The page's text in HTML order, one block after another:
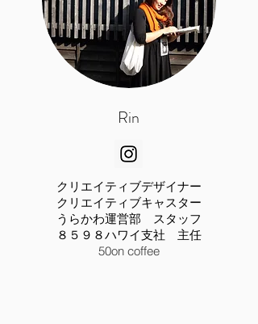
​Rin
クリエイティブデザイナー
​クリエイティブキャスター
​うらかわ運営部 スタッフ
８５９８ハワイ支社 主任
​50on coffee